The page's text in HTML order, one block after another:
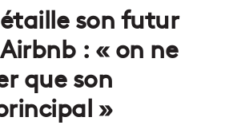
son futur
: « on ne
que son
»